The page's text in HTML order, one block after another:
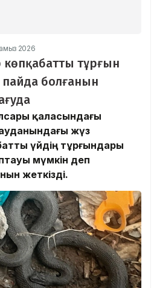
2026
тұрғын
болғанын
қаласындағы
жүз
үйдің тұрғындары
мүмкін деп
жеткізді.